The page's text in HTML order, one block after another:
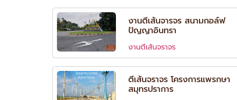
งานตีเส้นจารจร สนามกอล์ฟ
ปัญญาอินทรา
งานตีเส้นจราจร
ตีเส้นจราจร โครงการแพรกษา
สมุทรปราการ